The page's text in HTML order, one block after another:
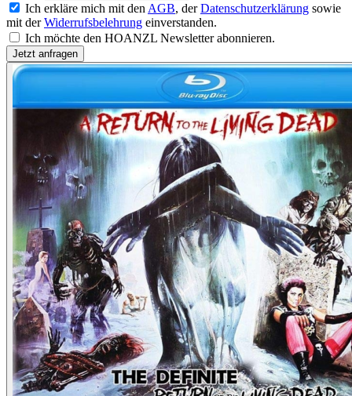
Ich erkläre mich mit den AGB, derDatenschutzerklärung sowie
mit derWiderrufsbelehrung einverstanden.
Ich möchte den HOANZL Newsletter abonnieren.